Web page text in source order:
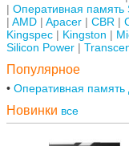
Оперативная память
AMD
Apacer CBR
Kingspec
Kingston
Silicon Power
Популярное
Оперативная память
Новинки все